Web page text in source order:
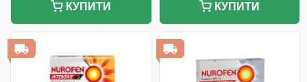
КУПИТИ КУПИТИ